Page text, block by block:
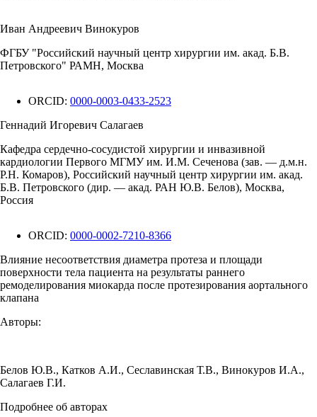
Иван Андреевич Винокуров
ФГБУ "Российский научный центр хирургии им. акад. Б.В.
Петровского" РАМН, Москва
ORCID: 0000-0003-0433-2523
Геннадий Игоревич Салагаев
Кафедра сердечно-сосудистой хирургии и инвазивной
кардиологии Первого МГМУ им. И.М. Сеченова (зав. — д.м.н.
Р.Н. Комаров), Российский научный центр хирургии им. акад.
Б.В. Петровского (дир. — акад. РАН Ю.В. Белов), Москва,
Россия
ORCID: 0000-0002-7210-8366
Влияние несоответствия диаметра протеза и площади
поверхности тела пациента на результаты раннего
ремоделирования миокарда после протезирования аортального
клапана
Авторы:
Белов Ю.В., Катков А.И., Сеславинская Т.В., Винокуров И.А.,
Салагаев Г.И.
Подробнее об авторах